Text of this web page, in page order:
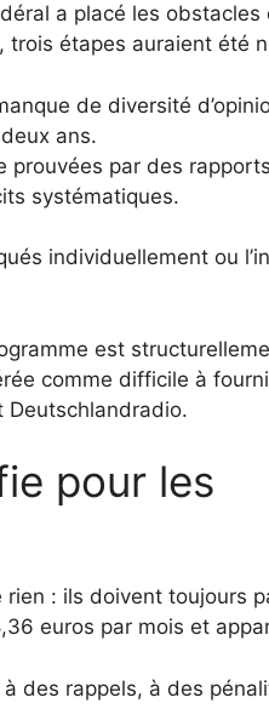
a placé les obstacles
étapes auraient été
de diversité
deux ans.
prouvées par des
systématiques.
individuellement ou
est
comme difficile à
Deutschlandradio.
pour les
: ils doivent toujours
euros par mois et
des rappels, à des